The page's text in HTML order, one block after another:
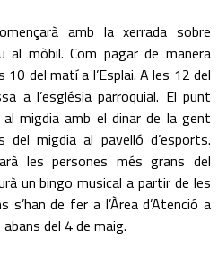
amb la xerrada sobre
al mòbil. Com pagar de manera
del matí a l’Esplai. A les 12 del
a l’església parroquial. El punt
migdia amb el dinar de la gent
migdia al pavelló d’esports.
les persones més grans del
un bingo musical a partir de les
de fer a l’Àrea d’Atenció a
del 4 de maig.